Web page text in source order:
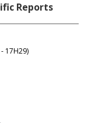
Reports
17H29)